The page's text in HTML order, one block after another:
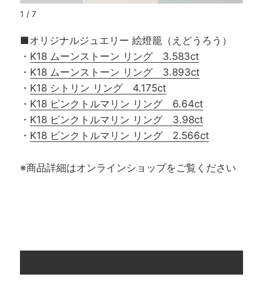
1 / 7
■オリジナルジュエリー 絵燈籠（えどうろう）
・ K18 ムーンストーン リング 3.583ct
・ K18 ムーンストーン リング 3.893ct
・ K18 シトリン リング 4.175ct
・ K18 ピンクトルマリン リング 6.64ct
・ K18 ピンクトルマリン リング 3.98ct
・ K18 ピンクトルマリン リング 2.566ct
※商品詳細はオンラインショップをご覧ください